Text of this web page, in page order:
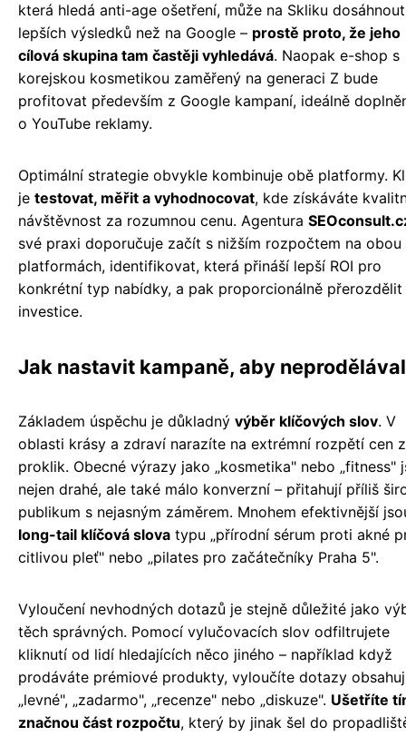
která hledá anti-age ošetření, může na Skliku dosáhnout
lepších výsledků než na Google – prostě proto, že jeho
cílová skupina tam častěji vyhledává. Naopak e-shop s
korejskou kosmetikou zaměřený na generaci Z bude
profitovat především z Google kampaní, ideálně
o YouTube reklamy.
Optimální strategie obvykle kombinuje obě platformy.
je testovat, měřit a vyhodnocovat, kde získáváte
návštěvnost za rozumnou cenu. Agentura
své praxi doporučuje začít s nižším rozpočtem na obou
platformách, identifikovat, která přináší lepší ROI pro
konkrétní typ nabídky, a pak proporcionálně přerozdělit
investice.
Jak nastavit kampaně, aby
Základem úspěchu je důkladný výběr klíčových slov. V
oblasti krásy a zdraví narazíte na extrémní rozpětí cen
proklik. Obecné výrazy jako „kosmetika" nebo „fitness"
nejen drahé, ale také málo konverzní – přitahují příliš
publikum s nejasným záměrem. Mnohem efektivnější
long-tail klíčová slova typu „přírodní sérum proti akné
citlivou pleť" nebo „pilates pro začátečníky Praha 5".
Vyloučení nevhodných dotazů je stejně důležité jako
těch správných. Pomocí vylučovacích slov odfiltrujete
kliknutí od lidí hledajících něco jiného – například když
prodáváte prémiové produkty, vyloučíte dotazy
„levné", „zadarmo", „recenze" nebo „diskuze". Ušetříte
značnou část rozpočtu, který by jinak šel do